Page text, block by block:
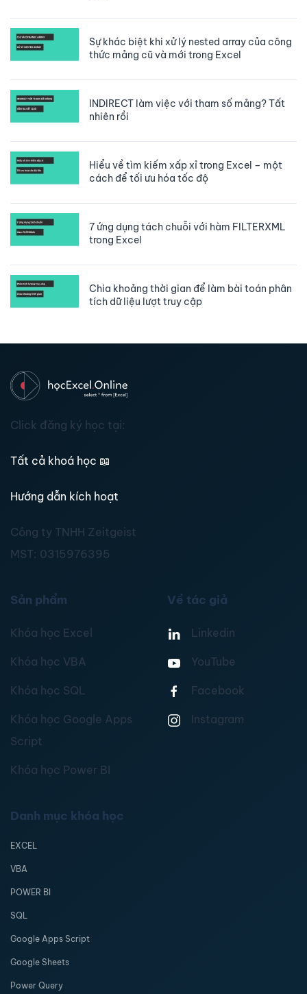
Sự khác biệt khi xử lý nested array của công
thức mảng cũ và mới trong Excel
INDIRECT làm việc với tham số mảng? Tất
nhiên rồi
Hiểu về tìm kiếm xấp xỉ trong Excel – một
cách để tối ưu hóa tốc độ
7 ứng dụng tách chuỗi với hàm FILTERXML
trong Excel
Chia khoảng thời gian để làm bài toán phân
tích dữ liệu lượt truy cập
Click đăng ký học tại:
Tất cả khoá học 📖
Hướng dẫn kích hoạt
Công ty TNHH Zeitgeist
MST: 0315976395
Sản phẩm
Khóa học Excel
Khóa học VBA
Khóa học SQL
Khóa học Google Apps
Script
Khóa học Power BI
Về tác giả
Linkedin
YouTube
Facebook
Instagram
Danh mục khóa học
EXCEL
VBA
POWER BI
SQL
Google Apps Script
Google Sheets
Power Query